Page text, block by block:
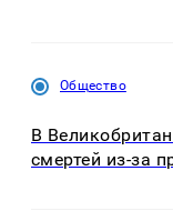
Общество
В
смертей из-за